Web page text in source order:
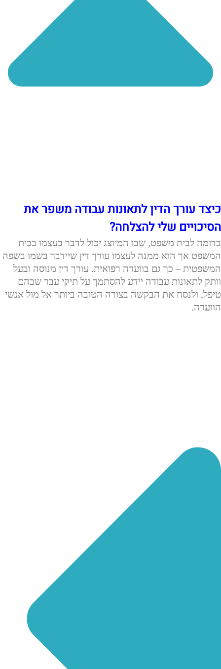
כיצד עורך הדין לתאונות עבודה משפר את
הסיכויים שלי להצלחה?
בדומה לבית משפט, שבו המיוצג יכול לדבר בעצמו בבית
המשפט אך הוא ממנה לעצמו עורך דין שיידבר בשמו בשפה
המשפטית – כך גם בוועדה רפואית. עורך דין מנוסה ובעל
וותק לתאונות עבודה יידע להסתמך על תיקי עבר שבהם
טיפל, ולנסח את הבקשה בצורה הטובה ביותר אל מול אנשי
הוועדה.